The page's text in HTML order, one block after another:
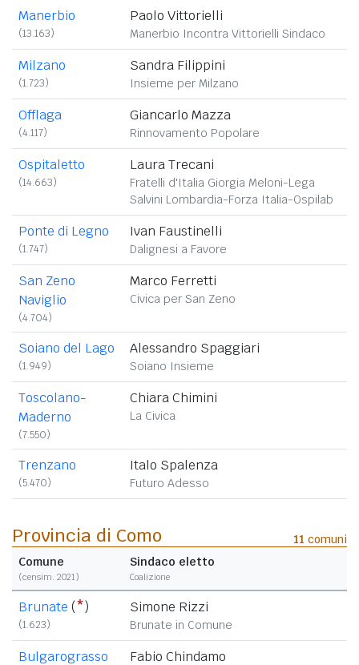
Manerbio
(13.163)
Paolo Vittorielli
Manerbio Incontra Vittorielli Sindaco
Milzano
(1.723)
Sandra Filippini
Insieme per Milzano
Offlaga
(4.117)
Giancarlo Mazza
Rinnovamento Popolare
Ospitaletto
(14.663)
Laura Trecani
Fratelli d'Italia Giorgia Meloni-Lega
Salvini Lombardia-Forza Italia-Ospilab
Ponte di Legno
(1.747)
Ivan Faustinelli
Dalignesi a Favore
San Zeno
Naviglio
(4.704)
Marco Ferretti
Civica per San Zeno
Soiano del Lago
(1.949)
Alessandro Spaggiari
Soiano Insieme
Toscolano-
Maderno
(7.550)
Chiara Chimini
La Civica
Trenzano
(5.470)
Italo Spalenza
Futuro Adesso
Provincia di Como 11 comuni
Comune
(censim. 2021)
Sindaco eletto
Coalizione
Brunate (*)
(1.623)
Simone Rizzi
Brunate in Comune
Bulgarograsso Fabio Chindamo